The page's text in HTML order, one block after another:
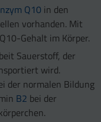
Q10 in den
vorhanden. Mit
Gehalt im Körper.
Sauerstoff, der
wird.
der normalen Bildung
B2 bei der